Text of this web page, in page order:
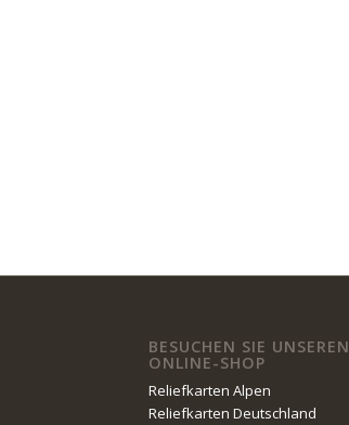
BESUCHEN SIE UNSEREN
ONLINE-SHOP
Reliefkarten Alpen
Reliefkarten Deutschland